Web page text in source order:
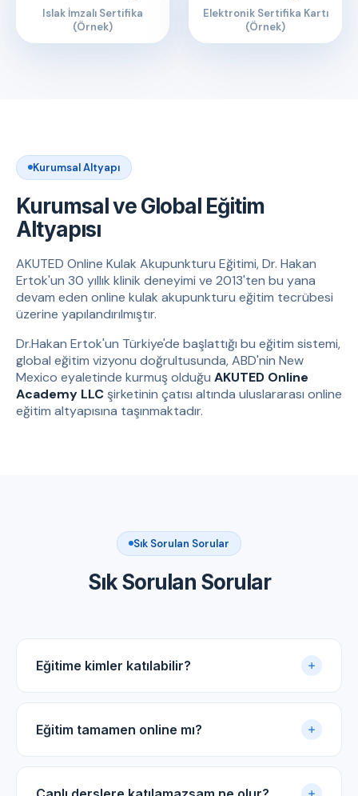
Islak İmzalı Sertifika
(Örnek)
Elektronik Sertifika Kartı
(Örnek)
Kurumsal Altyapı
Kurumsal ve Global Eğitim
Altyapısı
AKUTED Online Kulak Akupunkturu Eğitimi, Dr. Hakan
Ertok'un 30 yıllık klinik deneyimi ve 2013'ten bu yana
devam eden online kulak akupunkturu eğitim tecrübesi
üzerine yapılandırılmıştır.
Dr.Hakan Ertok'un Türkiye'de başlattığı bu eğitim sistemi,
global eğitim vizyonu doğrultusunda, ABD'nin New
Mexico eyaletinde kurmuş olduğu AKUTED Online
Academy LLC şirketinin çatısı altında uluslararası online
eğitim altyapısına taşınmaktadır.
Sık Sorulan Sorular
Sık Sorulan Sorular
Eğitime kimler katılabilir?
Akupunktur uygulama sertifikasına sahip tüm tıp
doktorları ve diş hekimleri için uygundur.
Eğitim tamamen online mı?
Evet. Eğitim online panel üzerinden yürütülür. Canlı
dersler, kayıtlı video arşivi ve PDF ders notlarıyla